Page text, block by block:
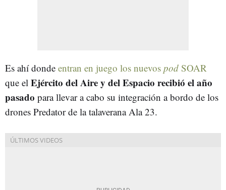
Es ahí donde entran en juego los nuevos pod SOAR
que el Ejército del Aire y del Espacio recibió el año
pasado para llevar a cabo su integración a bordo de los
drones Predator de la talaverana Ala 23.